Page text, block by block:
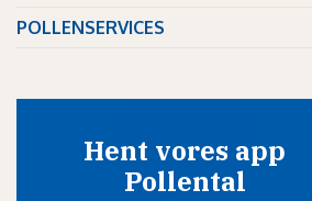
POLLENSERVICES
Hent vores app
Pollental